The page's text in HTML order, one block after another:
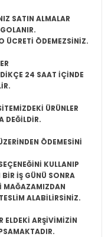
SATIN ALMALAR
ÜCRETİ ÖDEMEZSİNİZ.
24 SAAT İÇİNDE
ÜRÜNLER
DEĞİLDİR.
ÖDEMESİNİ
KULLANIP
İŞ GÜNÜ SONRA
MAĞAZAMIZDAN
ALABİLİRSİNİZ.
ELDEKİ ARŞİVİMİZİN